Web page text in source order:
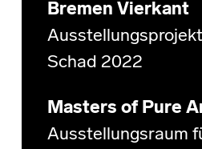
Bremen Vierkant
Schad 2022
Masters of Pure
Ausstellungsraum